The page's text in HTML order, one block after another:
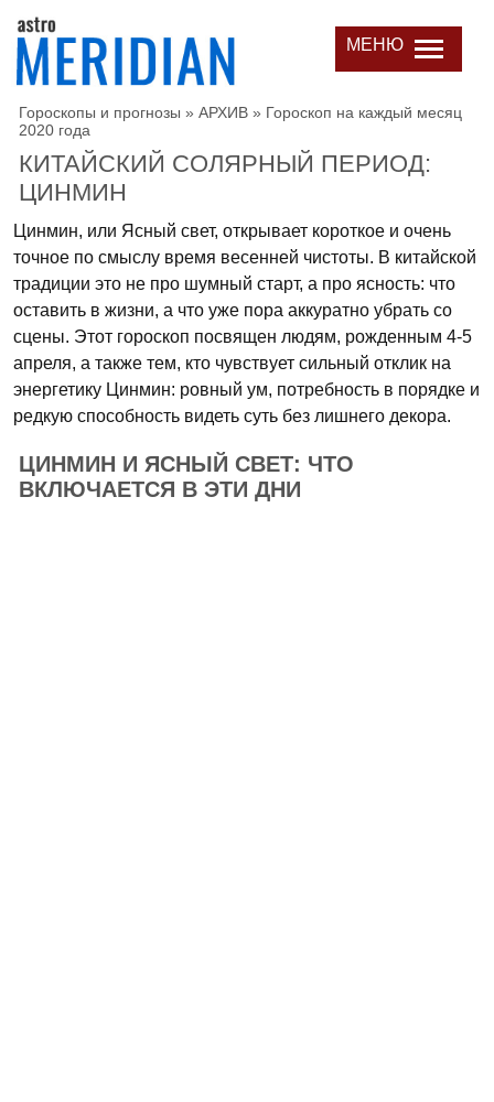
МЕНЮ
Гороскопы и прогнозы » АРХИВ » Гороскоп на каждый месяц
2020 года
КИТАЙСКИЙ СОЛЯРНЫЙ ПЕРИОД:
ЦИНМИН
Цинмин, или Ясный свет, открывает короткое и очень
точное по смыслу время весенней чистоты. В китайской
традиции это не про шумный старт, а про ясность: что
оставить в жизни, а что уже пора аккуратно убрать со
сцены. Этот гороскоп посвящен людям, рожденным 4-5
апреля, а также тем, кто чувствует сильный отклик на
энергетику Цинмин: ровный ум, потребность в порядке и
редкую способность видеть суть без лишнего декора.
ЦИНМИН И ЯСНЫЙ СВЕТ: ЧТО
ВКЛЮЧАЕТСЯ В ЭТИ ДНИ